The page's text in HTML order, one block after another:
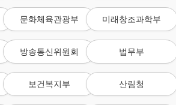
문화체육관광부 미래창조과학부
방송통신위원회 법무부
보건복지부 산림청